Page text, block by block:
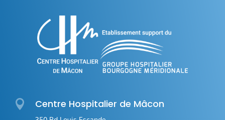
 Centre Hospitalier de Mâcon